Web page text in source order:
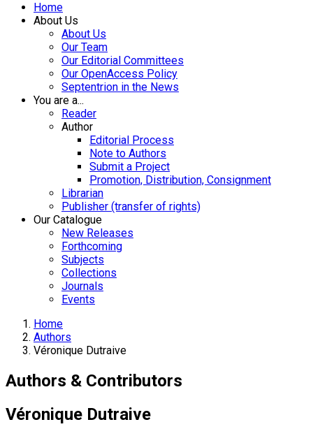
Home
About Us
About Us
Our Team
Our Editorial Committees
Our OpenAccess Policy
Septentrion in the News
You are a...
Reader
Author
Editorial Process
Note to Authors
Submit a Project
Promotion, Distribution, Consignment
Librarian
Publisher (transfer of rights)
Our Catalogue
New Releases
Forthcoming
Subjects
Collections
Journals
Events
Home
Authors
Véronique Dutraive
Authors & Contributors
Véronique Dutraive